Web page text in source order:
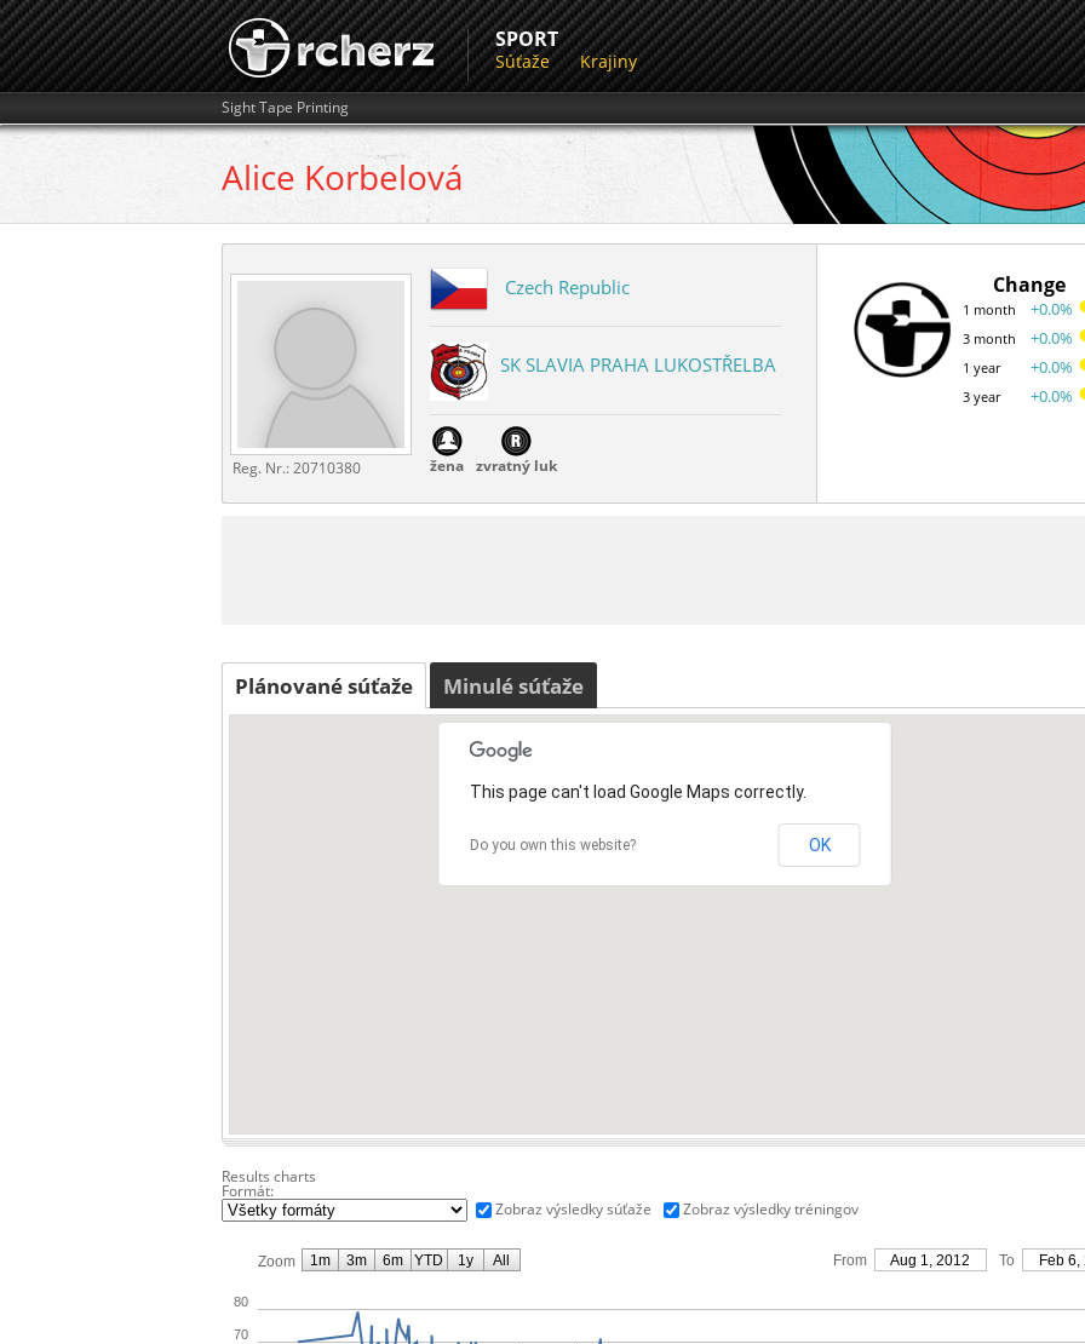
SPORT
Súťaže Krajiny
Sight Tape Printing
Alice Korbelová
Reg. Nr.:20710380
Czech Republic
SK SLAVIA PRAHA LUKOSTŘELBA
žena zvratný luk
Change
1 month
3 month
1 year
3 year
+0.0%
+0.0%
+0.0%
+0.0%
Plánované súťaže Minulé súťaže
This page can't load Google Maps correctly.
Do you own this website? OK
Results charts
Formát:
Zobraz výsledky súťaže
Zobraz výsledky tréningov
Zoom From Aug 1, 2012 To Feb 6,
70
80
1m 3m 6m YTD 1y All